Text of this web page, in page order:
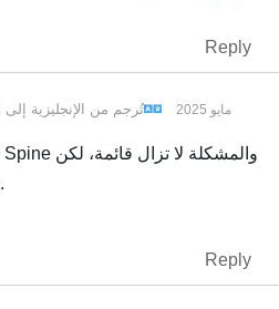
Reply
22 مايو 2025 تُرجم من الإنجليزية إلى
تظهر لي رسالة مختلفة قليلاً.
Reply